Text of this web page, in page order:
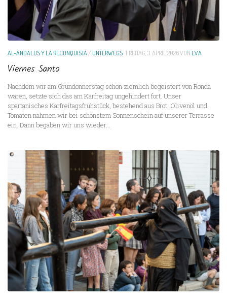
AL-ANDALUS Y LA RECONQUISTA/UNTERWEGS FREITAG, 3. APRIL 2026VON EVA
Viernes Santo
Nachdem wir am Gründonnerstag schon ziemlich begeistert von Ronda
waren, setzte sich das am Karfreitag ungehindert fort. Unser
spartanisches Karfreitagsfrühstück, bestehend aus Brot, Olivenöl und
Tomaten nahmen wir bei schönstem Sonnenschein auf unserer Terrasse
ein. Dann begaben wir uns wieder...